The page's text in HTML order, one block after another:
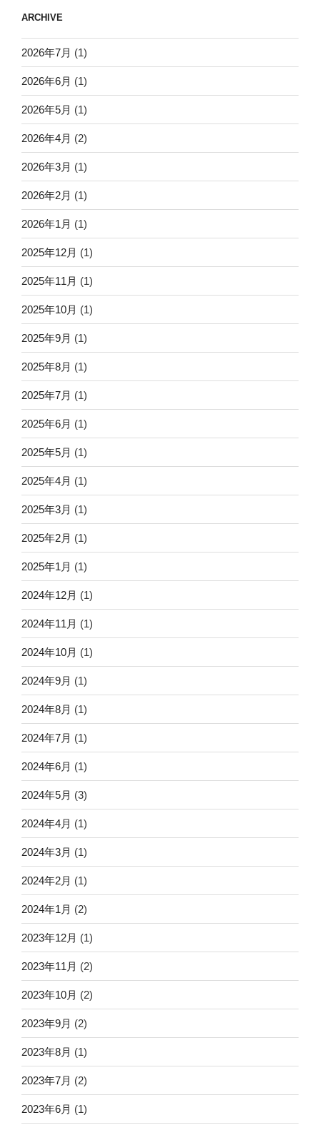
ARCHIVE
2026年7月 (1)
2026年6月 (1)
2026年5月 (1)
2026年4月 (2)
2026年3月 (1)
2026年2月 (1)
2026年1月 (1)
2025年12月 (1)
2025年11月 (1)
2025年10月 (1)
2025年9月 (1)
2025年8月 (1)
2025年7月 (1)
2025年6月 (1)
2025年5月 (1)
2025年4月 (1)
2025年3月 (1)
2025年2月 (1)
2025年1月 (1)
2024年12月 (1)
2024年11月 (1)
2024年10月 (1)
2024年9月 (1)
2024年8月 (1)
2024年7月 (1)
2024年6月 (1)
2024年5月 (3)
2024年4月 (1)
2024年3月 (1)
2024年2月 (1)
2024年1月 (2)
2023年12月 (1)
2023年11月 (2)
2023年10月 (2)
2023年9月 (2)
2023年8月 (1)
2023年7月 (2)
2023年6月 (1)